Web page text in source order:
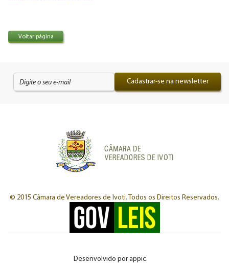
Voltar página
Cadastrar-se na newsletter
© 2015 Câmara de Vereadores de Ivoti. Todos os Direitos Reservados.
Desenvolvido porappic.